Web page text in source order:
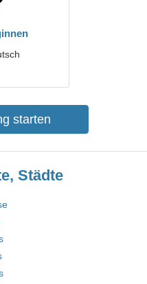
starten
Städte